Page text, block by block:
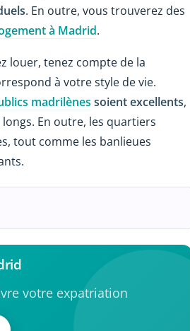
. En outre, vous trouverez des
à Madrid.
louer, tenez compte de la
à votre style de vie.
madrilènes soient excellents,
En outre, les quartiers
tout comme les banlieues
votre expatriation